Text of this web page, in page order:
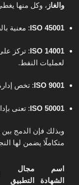
والغاز ، وكل منها
ISO 45001: معنية
ISO 14001: تركز على
لعمليات النفط.
ISO 9001: تخص
ISO 50001: تعنى
وبذلك فإن الدمج
متكاملًا يضمن لها
اسم
الشهادة
مجال
التطبيق